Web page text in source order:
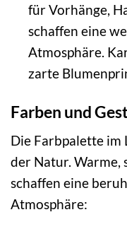
für Vorhänge,
schaffen eine
Atmosphäre.
zarte
Farben und
Die Farbpalette im
der Natur. Warme,
schaffen eine
Atmosphäre: